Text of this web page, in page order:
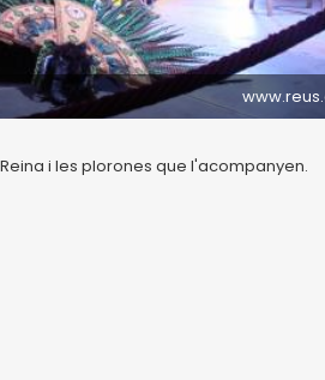
i les plorones que l'acompanyen.